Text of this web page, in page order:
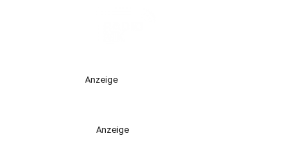
Anzeige
Anzeige